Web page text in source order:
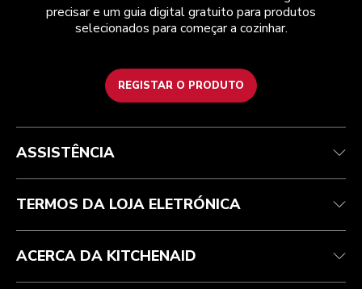
precisar e um guia digital gratuito para produtos
selecionados para começar a cozinhar.
REGISTAR O PRODUTO
Health Check
Atendimento ao cliente
Acompanhar a sua encomenda
Garantia e documentos
Perguntas frequentes
Termos e condições
Envio e entrega
Devoluções e reembolsos
Marca
ODR
A marca
A nossa história
ASSISTÊNCIA
TERMOS DA LOJA ELETRÓNICA
ACERCA DA KITCHENAID